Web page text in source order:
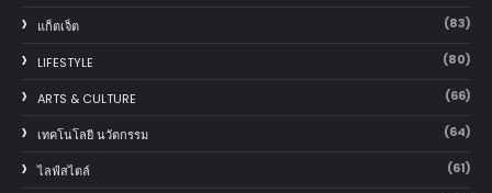
แก็ตเจ็ต (83)
LIFESTYLE (80)
ARTS & CULTURE (66)
เทคโนโลยี นวัตกรรม (64)
ไลฟ์สไตล์ (61)